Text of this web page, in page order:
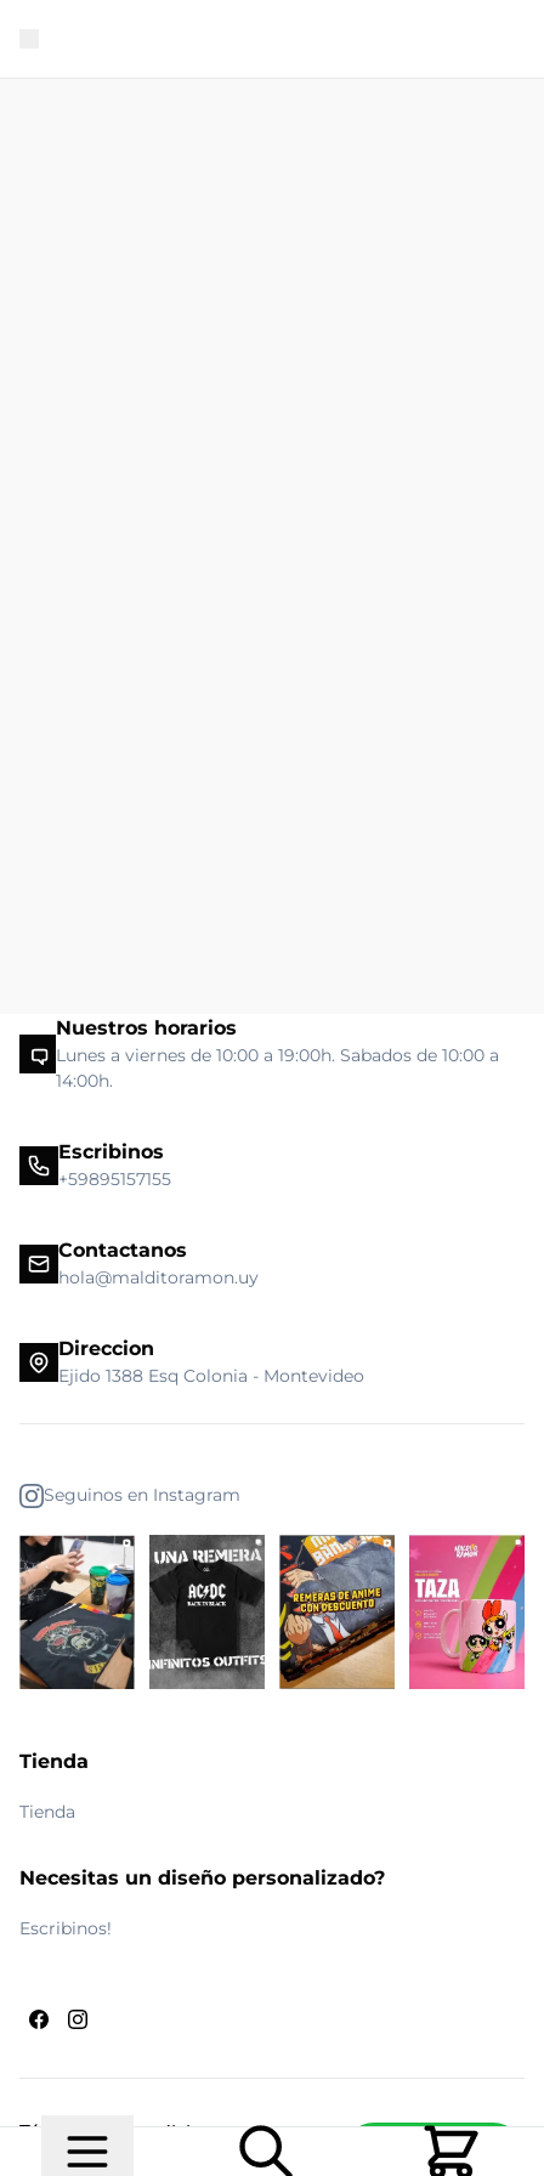
Escribinos
Nuestros horarios
Lunes a viernes de 10:00 a 19:00h. Sabados de 10:00 a
14:00h.
Escribinos
+59895157155
Contactanos
hola@malditoramon.uy
Direccion
Ejido 1388 Esq Colonia - Montevideo
Seguinos en Instagram
Tienda
Tienda
Necesitas un diseño personalizado?
Escribinos!
© 2026 Maldito RamónRealizado por Ecwid de
Términos y condiciones